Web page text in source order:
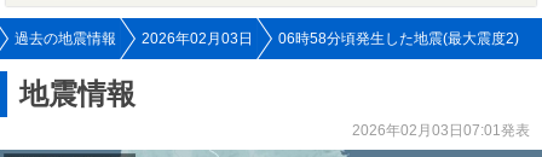
過去の地震情報 2026年02月03日 06時58分頃発生した地震(最大震度2)
地震情報
2026年02月03日07:01発表